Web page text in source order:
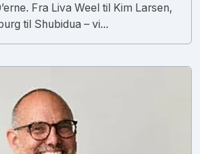
Fra Liva Weel til Kim Larsen,
til Shubidua – vi...